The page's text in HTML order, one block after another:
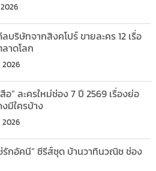
บริษัทจากสิงคโปร์ ขายละคร 12 เรื่อ
าดโลก
2026
อ” ละครใหม่ช่อง 7 ปี 2569 เรื่องย่อ
มีใครบ้าง
2026
ซ่รักอัคนี” ซีรีส์ชุด บ้านวาทินวณิช ช่อง